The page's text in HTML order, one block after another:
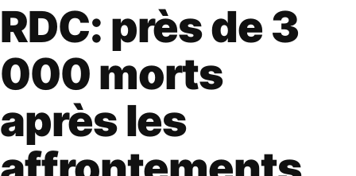
RDC: près de 3
000 morts
après les